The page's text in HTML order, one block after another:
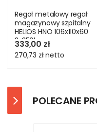
Regał metalowy regał
magazynowy szpitalny
HELIOS HNO 106x110x60
3x350kg
333,00 zł
270,73 złnetto
POLECANE